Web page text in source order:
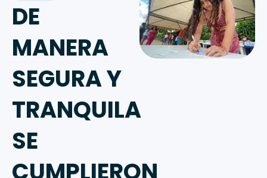
DE
MANERA
SEGURA Y
TRANQUILA
SE